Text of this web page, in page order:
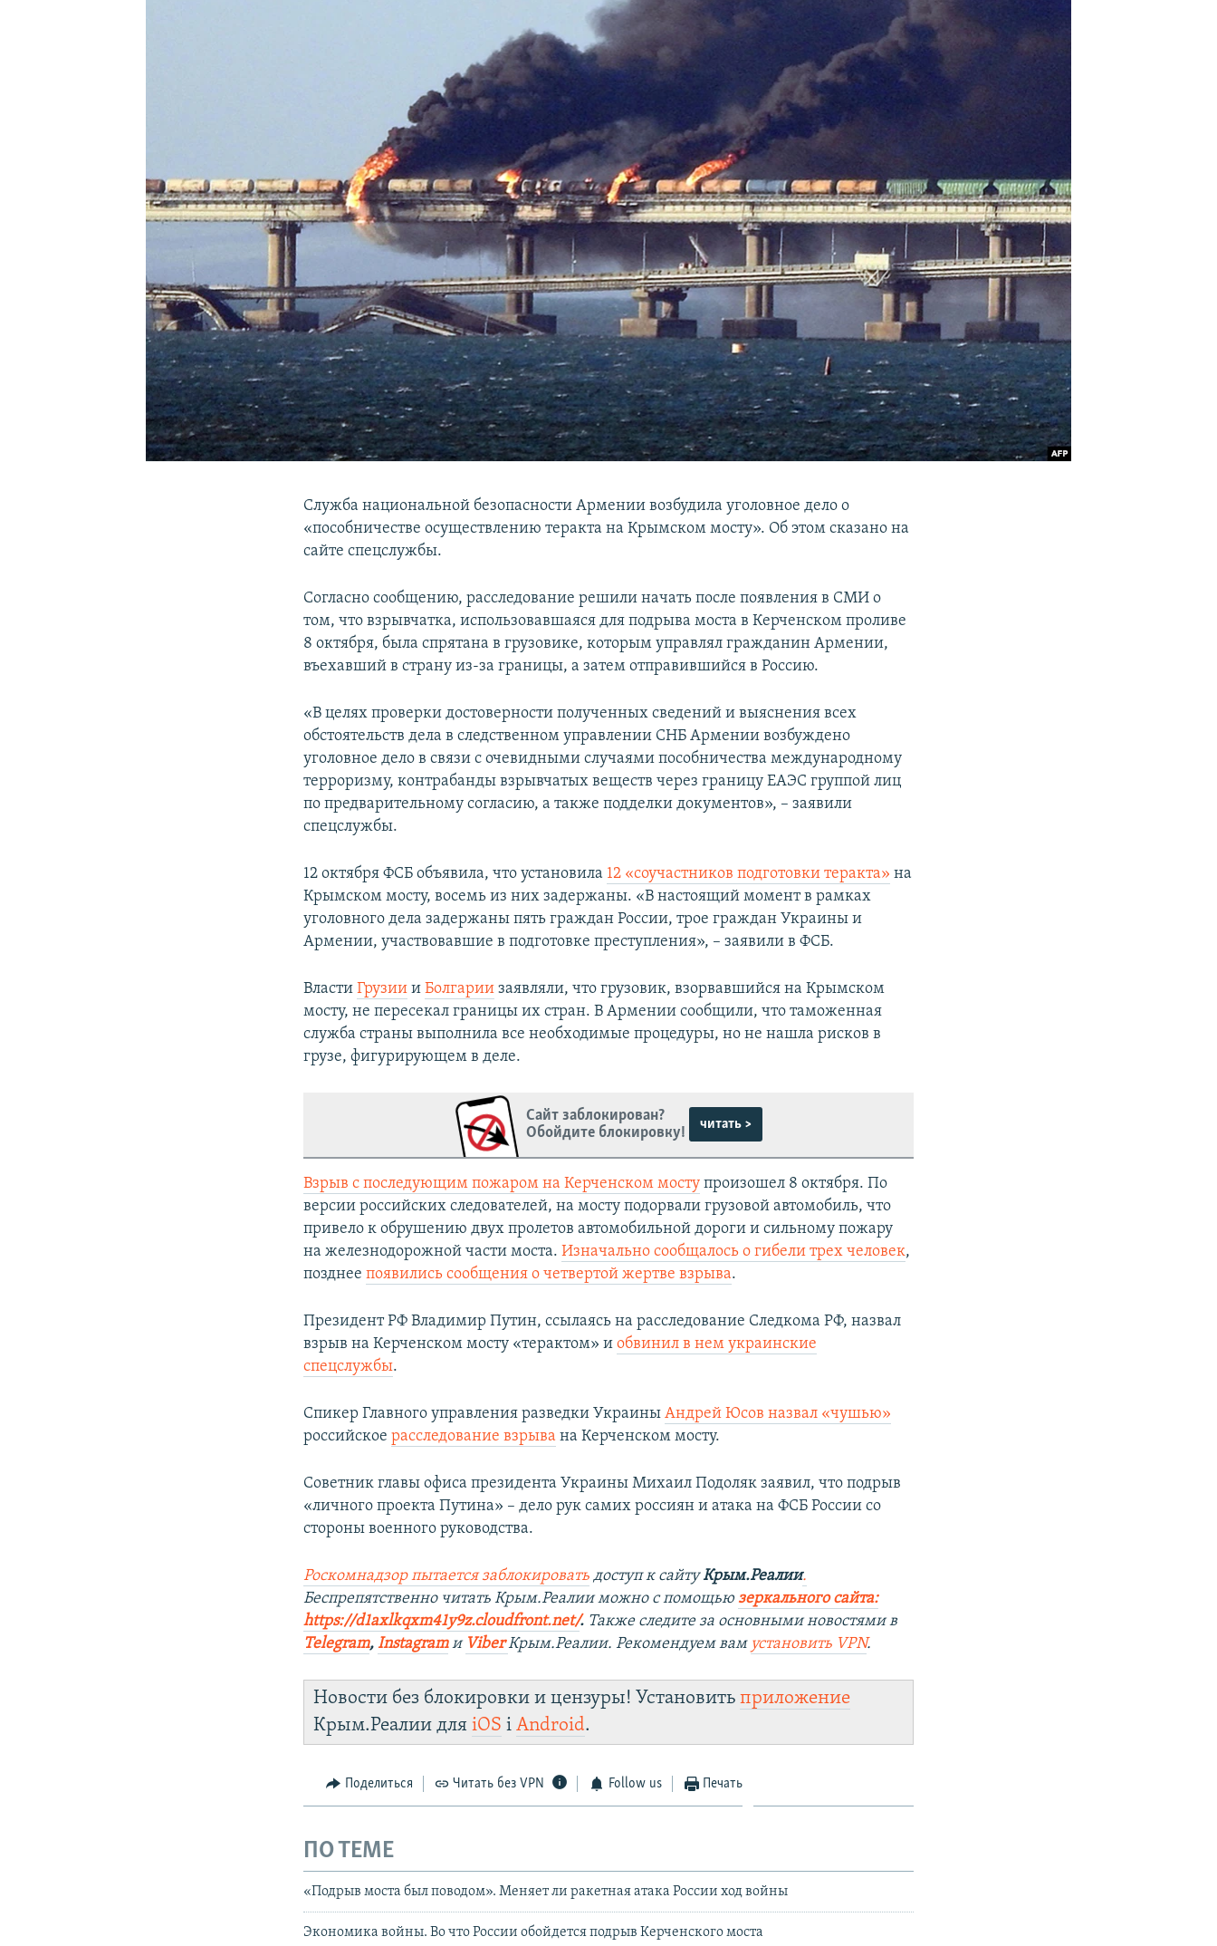
Служба национальной безопасности Армении возбудила уголовное дело о
«пособничестве осуществлению теракта на Крымском мосту». Об этом сказано на
сайте спецслужбы.
Согласно сообщению, расследование решили начать после появления в СМИ о
том, что взрывчатка, использовавшаяся для подрыва моста в Керченском проливе
8 октября, была спрятана в грузовике, которым управлял гражданин Армении,
въехавший в страну из-за границы, а затем отправившийся в Россию.
«В целях проверки достоверности полученных сведений и выяснения всех
обстоятельств дела в следственном управлении СНБ Армении возбуждено
уголовное дело в связи с очевидными случаями пособничества международному
терроризму, контрабанды взрывчатых веществ через границу ЕАЭС группой лиц
по предварительному согласию, а также подделки документов», – заявили
спецслужбы.
12 октября ФСБ объявила, что установила 12 «соучастников подготовки теракта» на
Крымском мосту, восемь из них задержаны. «В настоящий момент в рамках
уголовного дела задержаны пять граждан России, трое граждан Украины и
Армении, участвовавшие в подготовке преступления», – заявили в ФСБ.
ВластиГрузии иБолгарии заявляли, что грузовик, взорвавшийся на Крымском
мосту, не пересекал границы их стран. В Армении сообщили, что таможенная
служба страны выполнила все необходимые процедуры, но не нашла рисков в
грузе, фигурирующем в деле.
Сайт заблокирован?
Обойдите блокировку!
читать >
Взрыв с последующим пожаром на Керченском мосту произошел 8 октября. По
версии российских следователей, на мосту подорвали грузовой автомобиль, что
привело к обрушению двух пролетов автомобильной дороги и сильному пожару
на железнодорожной части моста.Изначально сообщалось о гибели трех человек,
позднеепоявились сообщения о четвертой жертве взрыва.
Президент РФ Владимир Путин, ссылаясь на расследование Следкома РФ, назвал
взрыв на Керченском мосту «терактом» иобвинил в нем украинские
спецслужбы.
Спикер Главного управления разведки УкраиныАндрей Юсов назвал «чушью»
российскоерасследование взрыва на Керченском мосту.
Советник главы офиса президента Украины Михаил Подоляк заявил, что подрыв
«личного проекта Путина» – дело рук самих россиян и атака на ФСБ России со
стороны военного руководства.
Роскомнадзор пытается заблокировать доступ к сайтуКрым.Реалии.
Беспрепятственно читать Крым.Реалии можно с помощьюзеркального сайта:
https://d1axlkqxm41y9z.cloudfront.net/. ​ Также следите за основными новостями в
Telegram, Instagram и ViberКрым.Реалии. Рекомендуем вам установить VPN.
Новости без блокировки и цензуры! Установитьприложение
Крым.Реалии дляiOS іAndroid.
Поделиться Читать без VPN Follow us Печать
ПО ТЕМЕ
«Подрыв моста был поводом». Меняет ли ракетная атака России ход войны
Экономика войны. Во что России обойдется подрыв Керченского моста